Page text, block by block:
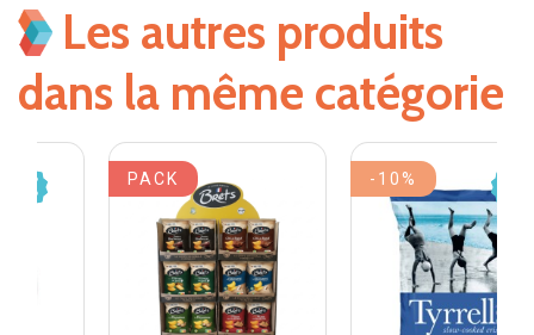
Les autres produits
dans la même catégorie